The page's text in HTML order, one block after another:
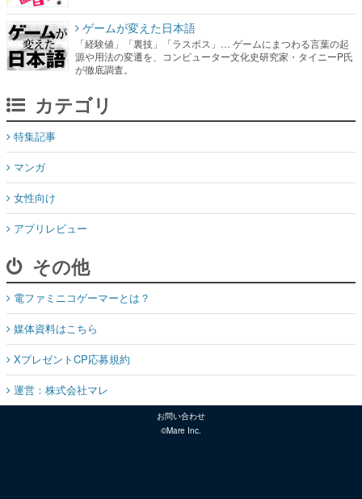
ゲームが変えた日本語
「経験値」「裏技」「ラスボス」… ゲームにまつわる言葉の起
源や用法の変遷を、コンピューター文化史研究家・タイニーP氏
が徹底調査。
カテゴリ
特集記事
マンガ
女性向け
アプリレビュー
その他
電ファミニコゲーマーとは？
媒体資料はこちら
XプレゼントCP応募規約
運営：株式会社マレ
お問い合わせ
©Mare Inc.